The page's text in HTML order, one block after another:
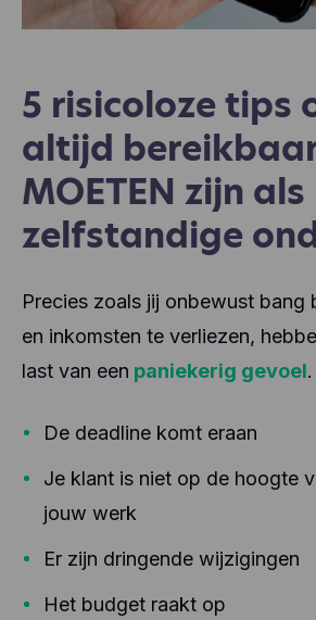
5 risicoloze tips
altijd
MOETEN zijn als
zelfstandige
Precies zoals jij onbewust bang
en inkomsten te verliezen,
last van een paniekerig gevoel.
De deadline komt eraan
Je klant is niet op de hoogte
jouw werk
Er zijn dringende wijzigingen
Het budget raakt op